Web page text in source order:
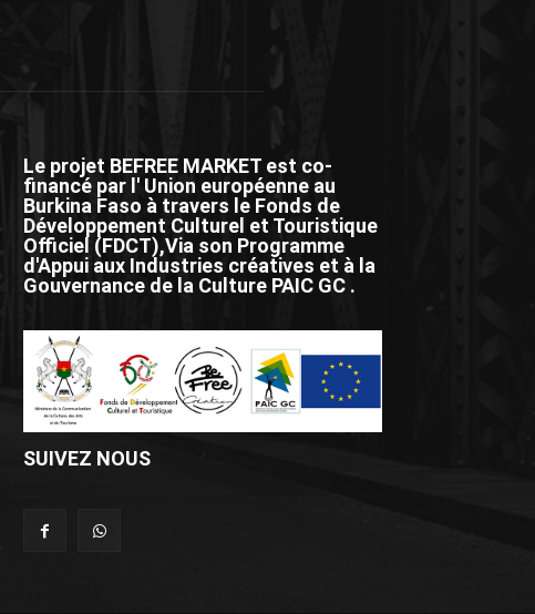
Le projet BEFREE MARKET est co-
financé par l' Union européenne au
Burkina Faso à travers le Fonds de
Développement Culturel et Touristique
Officiel (FDCT),Via son Programme
d'Appui aux Industries créatives et à la
Gouvernance de la Culture PAIC GC .
SUIVEZ NOUS